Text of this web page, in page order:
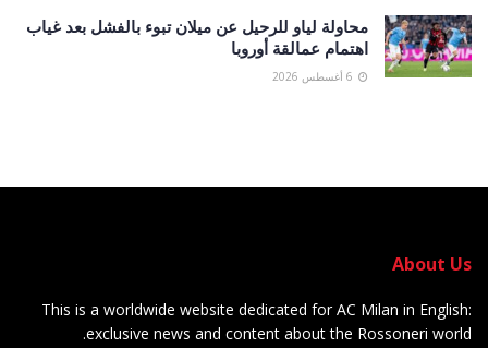
محاولة لياو للرحيل عن ميلان تبوء بالفشل بعد غياب
اهتمام عمالقة أوروبا
About Us
This is a worldwide website dedicated for AC Milan in English:
exclusive news and content about the Rossoneri world.